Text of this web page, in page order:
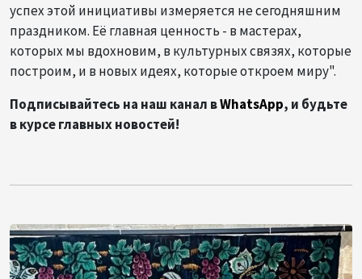
успех этой инициативы измеряется не сегодняшним
праздником. Её главная ценность - в мастерах,
которых мы вдохновим, в культурных связях, которые
построим, и в новых идеях, которые откроем миру".
Подписывайтесь на наш канал вWhatsApp, и будьте
в курсе главных новостей!